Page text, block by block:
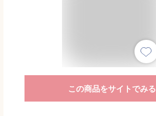
この商品をサイトでみる